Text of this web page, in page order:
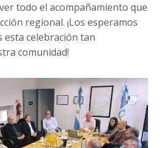
todo el acompañamiento que
regional. ¡Los esperamos
celebración tan
comunidad!